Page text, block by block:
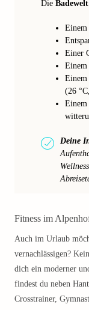
Die Badewelt
Einer
Einem
Einem
(26
Einem
Deine
Fitness im
Auch im Urlaub
vernachlässigen?
dich ein moderner
findest du neben
Crosstrainer,